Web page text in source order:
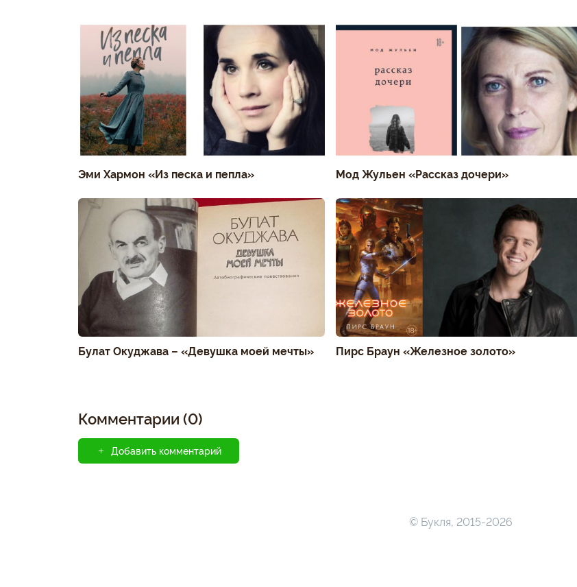
Эми Хармон «Из песка и пепла» Мод Жульен «Рассказ дочери»
Булат Окуджава – «Девушка моей мечты» Пирс Браун «Железное золото»
Комментарии (0)
Добавить комментарий
© Букля, 2015-2026